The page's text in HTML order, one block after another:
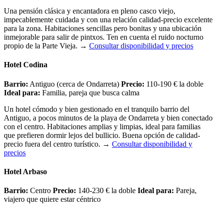
Una pensión clásica y encantadora en pleno casco viejo,
impecablemente cuidada y con una relación calidad-precio excelente
para la zona. Habitaciones sencillas pero bonitas y una ubicación
inmejorable para salir de pintxos. Ten en cuenta el ruido nocturno
propio de la Parte Vieja. → Consultar disponibilidad y precios
Hotel Codina
Barrio: Antiguo (cerca de Ondarreta) Precio: 110-190 € la doble
Ideal para: Familia, pareja que busca calma
Un hotel cómodo y bien gestionado en el tranquilo barrio del
Antiguo, a pocos minutos de la playa de Ondarreta y bien conectado
con el centro. Habitaciones amplias y limpias, ideal para familias
que prefieren dormir lejos del bullicio. Buena opción de calidad-
precio fuera del centro turístico. → Consultar disponibilidad y
precios
Hotel Arbaso
Barrio: Centro Precio: 140-230 € la doble Ideal para: Pareja,
viajero que quiere estar céntrico